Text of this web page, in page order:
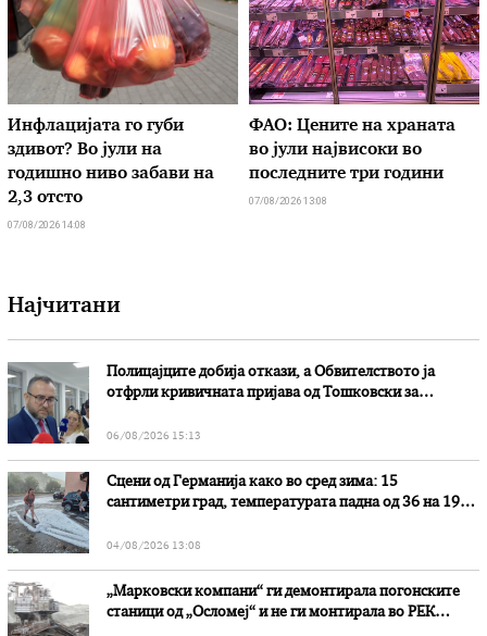
Инфлацијата го губи
здивот? Во јули на
годишно ниво забави на
2,3 отсто
07/08/2026 14:08
ФАО: Цените на храната
во јули највисоки во
последните три години
07/08/2026 13:08
Најчитани
Полицајците добија откази, а Обвителството ја
отфрли кривичната пријава од Тошковски за
06/08/2026 15:13
Сцени од Германија како во сред зима: 15
сантиметри град, температурата падна од 36 на 19
04/08/2026 13:08
„Марковски компани“ ги демонтирала погонските
станици од „Осломеј“ и не ги монтирала во РЕК